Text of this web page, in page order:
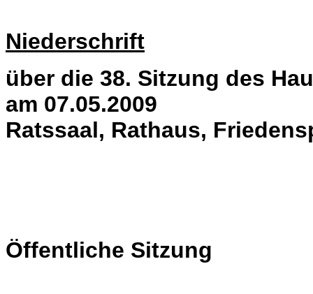
Niederschrift
über die 38. Sitzung des
am 07.05.2009
Ratssaal, Rathaus,
Öffentliche Sitzung